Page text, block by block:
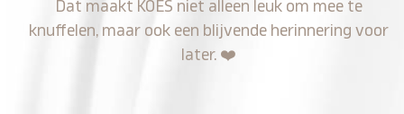
Dat maakt KOES niet alleen leuk om mee te
knuffelen, maar ook een blijvende herinnering voor
later. ❤️